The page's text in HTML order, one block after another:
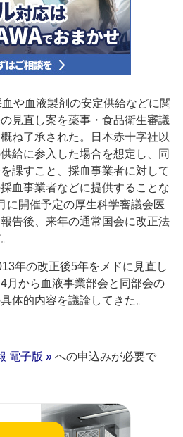
や血液製剤の安定供給などに関
見直し案を薬事・食品衛生審議
ね了承された。日本赤十字社以
給に参入した場合を想定し、同
課すこと、採血事業者に対して
血事業者などに提供することな
に開催予定の厚生科学審議会医
告後、来年の通常国会に改正法
年の改正後5年をメドに見直し
月から血液事業部会と同部会の
体的内容を議論してきた。
電子版 » への申込みが必要で